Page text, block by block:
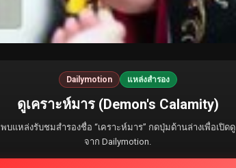
Dailymotion แหล่งสำรอง
ดูเคราะห์มาร (Demon's Calamity)
พบแหล่งรับชมสำรองชื่อ “เคราะห์มาร” กดปุ่มด้านล่างเพื่อเปิดดู
จาก Dailymotion.